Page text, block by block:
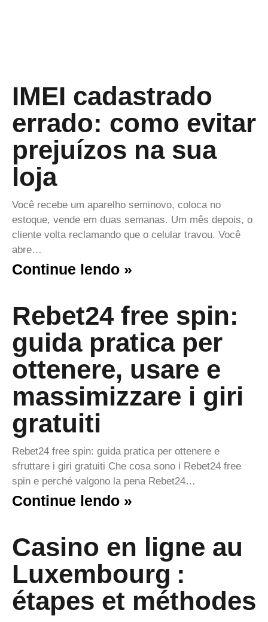
IMEI cadastrado
errado: como evitar
prejuízos na sua
loja
Você recebe um aparelho seminovo, coloca no
estoque, vende em duas semanas. Um mês depois, o
cliente volta reclamando que o celular travou. Você
abre…
Continue lendo »
Rebet24 free spin:
guida pratica per
ottenere, usare e
massimizzare i giri
gratuiti
Rebet24 free spin: guida pratica per ottenere e
sfruttare i giri gratuiti Che cosa sono i Rebet24 free
spin e perché valgono la pena Rebet24…
Continue lendo »
Casino en ligne au
Luxembourg :
étapes et méthodes